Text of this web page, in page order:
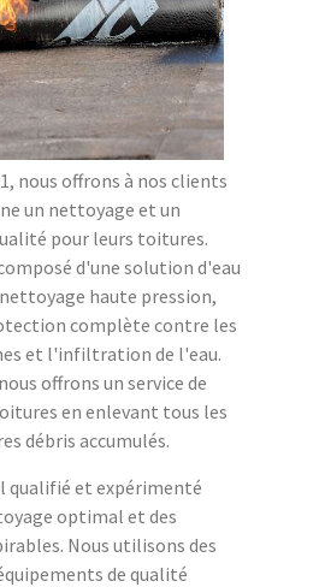
nous offrons à nos clients
un nettoyage et un
pour leurs toitures.
d'une solution d'eau
haute pression,
complète contre les
et l'infiltration de l'eau.
offrons un service de
en enlevant tous les
débris accumulés.
qualifié et expérimenté
optimal et des
Nous utilisons des
de qualité